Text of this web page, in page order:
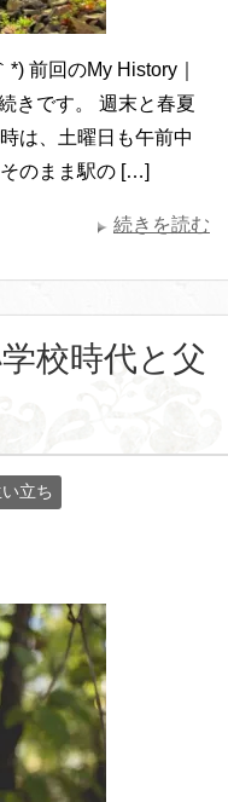
前回のMy History｜
きです。 週末と春夏
は、土曜日も午前中
のまま駅の […]
続きを読む
校時代と父
立ち